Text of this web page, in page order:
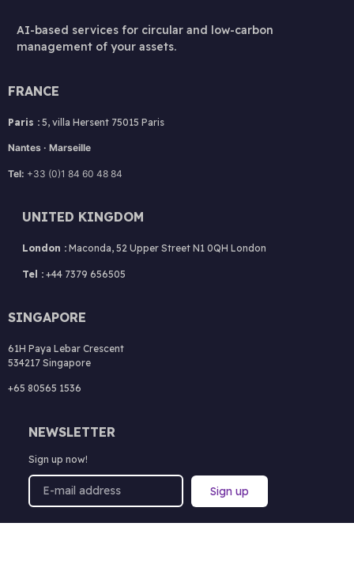
AI-based services for circular and low-carbon
management of your assets.
FRANCE
Paris : 5, villa Hersent 75015 Paris
Nantes · Marseille
Tel: +33 (0)1 84 60 48 84
UNITED KINGDOM
London : Maconda, 52 Upper Street N1 0QH London
Tel : +44 7379 656505
SINGAPORE
61H Paya Lebar Crescent
534217 Singapore
+65 80565 1536
NEWSLETTER
Sign up now!
Sign up